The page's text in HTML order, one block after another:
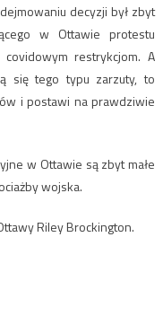
decyzji był zbyt
w Ottawie protestu
restrykcjom. A
się tego typu zarzuty, to
i postawi na prawdziwie
w Ottawie są zbyt małe
wojska.
Riley Brockington.